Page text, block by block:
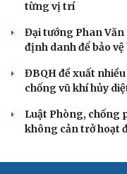
vững chắc
Điểm mới đột phá
tưởng, phong cách
Đảng ủy các cơ
mềm đánh giá cán
Đồng chí Trần Cẩm
phải đo được kết